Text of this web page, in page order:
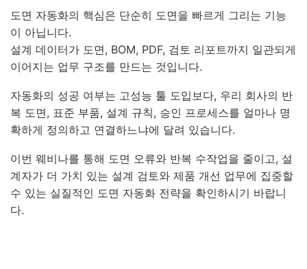
도면 자동화의 핵심은 단순히 도면을 빠르게 그리는 기능
이 아닙니다.
설계 데이터가 도면, BOM, PDF, 검토 리포트까지 일관되게
이어지는 업무 구조를 만드는 것입니다.
자동화의 성공 여부는 고성능 툴 도입보다, 우리 회사의 반
복 도면, 표준 부품, 설계 규칙, 승인 프로세스를 얼마나 명
확하게 정의하고 연결하느냐에 달려 있습니다.
이번 웨비나를 통해 도면 오류와 반복 수작업을 줄이고, 설
계자가 더 가치 있는 설계 검토와 제품 개선 업무에 집중할
수 있는 실질적인 도면 자동화 전략을 확인하시기 바랍니
다.